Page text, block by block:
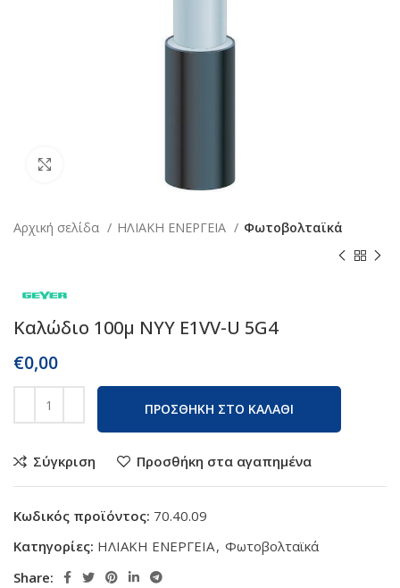
Αρχική σελίδα ΗΛΙΑΚΗ ΕΝΕΡΓΕΙΑ Φωτοβολταϊκά
Καλώδιο 100μ ΝΥΥ E1VV-U 5G4
€0,00
ΠΡΟΣΘΗΚΗ ΣΤΟ ΚΑΛΑΘΙ
Σύγκριση Προσθήκη στα αγαπημένα
Κωδικός προϊόντος: 70.40.09
Κατηγορίες: ΗΛΙΑΚΗ ΕΝΕΡΓΕΙΑ, Φωτοβολταϊκά
Share: